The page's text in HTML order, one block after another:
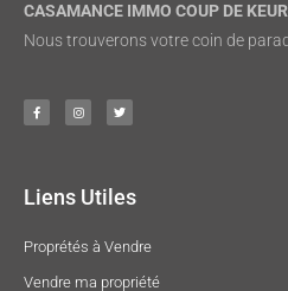
CASAMANCE IMMO COUP DE KEUR
Nous trouverons votre coin de
Liens Utiles
Proprétés à Vendre
Vendre ma propriété